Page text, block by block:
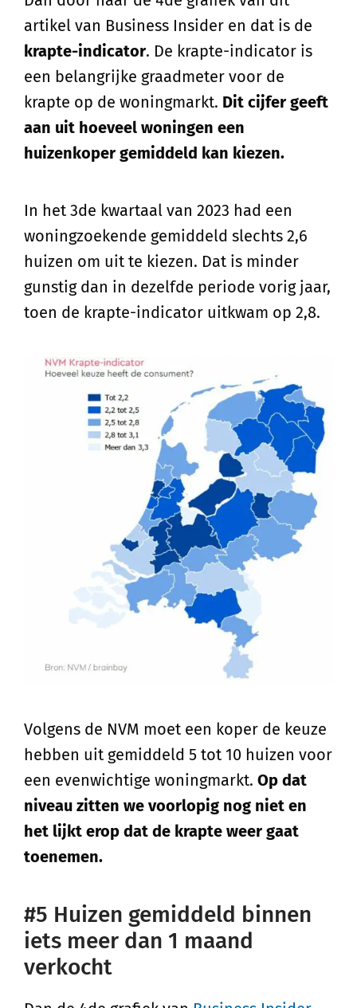
artikel van Business Insider en dat is de
krapte-indicator. De krapte-indicator is
een belangrijke graadmeter voor de
krapte op de woningmarkt. Dit cijfer geeft
aan uit hoeveel woningen een
huizenkoper gemiddeld kan kiezen.
In het 3de kwartaal van 2023 had een
woningzoekende gemiddeld slechts 2,6
huizen om uit te kiezen. Dat is minder
gunstig dan in dezelfde periode vorig jaar,
toen de krapte-indicator uitkwam op 2,8.
Volgens de NVM moet een koper de keuze
hebben uit gemiddeld 5 tot 10 huizen voor
een evenwichtige woningmarkt. Op dat
niveau zitten we voorlopig nog niet en
het lijkt erop dat de krapte weer gaat
toenemen.
#5 Huizen gemiddeld binnen
iets meer dan 1 maand
verkocht